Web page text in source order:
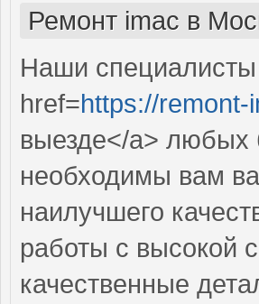
Ремонт imac в
Наши
href=https://
выезде</a> любых
необходимы вам
наилучшего
работы с высокой
качественные